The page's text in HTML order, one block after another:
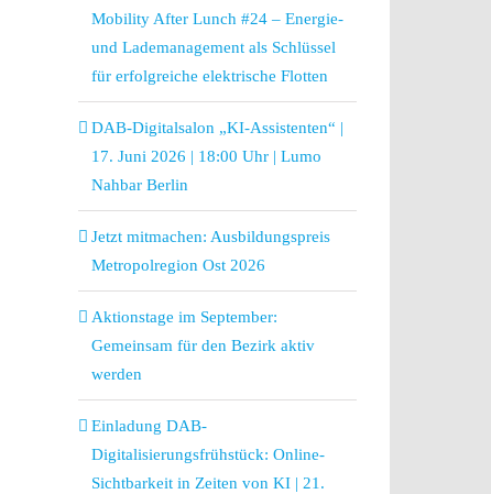
Mobility After Lunch #24 – Energie-
und Lademanagement als Schlüssel
für erfolgreiche elektrische Flotten
DAB-Digitalsalon „KI-Assistenten“ |
17. Juni 2026 | 18:00 Uhr | Lumo
Nahbar Berlin
Jetzt mitmachen: Ausbildungspreis
Metropolregion Ost 2026
Aktionstage im September:
Gemeinsam für den Bezirk aktiv
werden
Einladung DAB-
Digitalisierungsfrühstück: Online-
Sichtbarkeit in Zeiten von KI | 21.